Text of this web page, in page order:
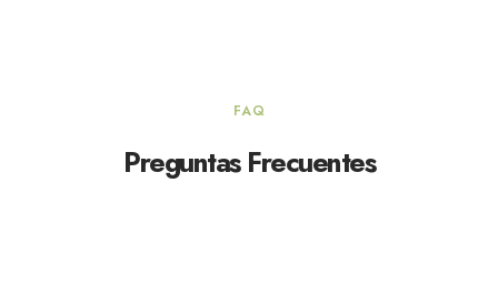
FAQ
Preguntas Frecuentes